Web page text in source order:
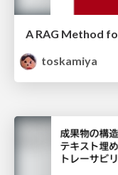
toskamiya